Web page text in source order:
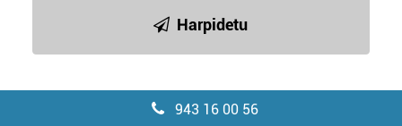
Harpidetu
943 16 00 56